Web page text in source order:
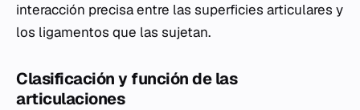
interacción precisa entre las superficies articulares y
los ligamentos que las sujetan.
Clasificación y función de las
articulaciones